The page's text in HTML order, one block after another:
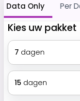
Data Only Per
Kies uw pakket
7 dagen
15 dagen